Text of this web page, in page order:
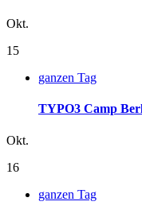
Okt.
15
ganzen Tag
TYPO3 Camp
Okt.
16
ganzen Tag